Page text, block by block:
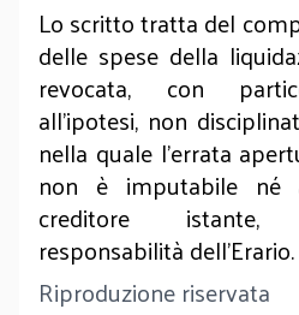
Lo scritto tratta del
delle spese della
revocata, con
all’ipotesi, non
nella quale l’errata
non è imputabile
creditore
responsabilità dell’Erario.
Riproduzione riservata